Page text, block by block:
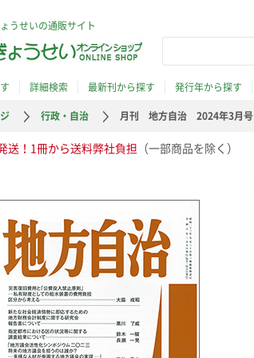
うせいの通販サイト
詳細検索 最新刊から探す 発行年から探す
行政・自治 月刊 地方自治 2024年3月号
送！1冊から送料弊社負担 （一部商品を除く）